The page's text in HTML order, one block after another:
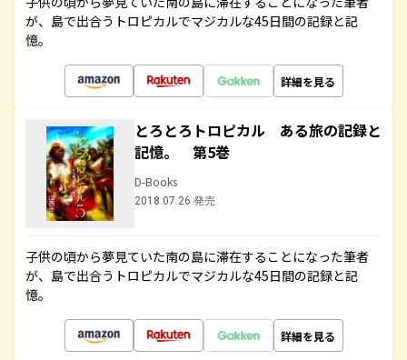
が、島で出合うトロピカルでマジカルな45日間の記録と記
憶。
詳細を見る
とろとろトロピカル ある旅の記録と
記憶。 第5巻
D-Books
2018.07.26 発売
子供の頃から夢見ていた南の島に滞在することになった筆者
が、島で出合うトロピカルでマジカルな45日間の記録と記
憶。
詳細を見る